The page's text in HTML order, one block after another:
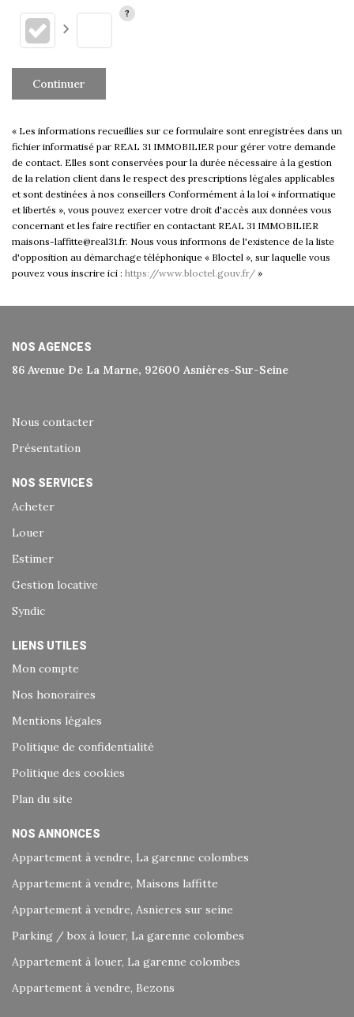
Continuer
« Les informations recueillies sur ce formulaire sont enregistrées dans un
fichier informatisé par REAL 31 IMMOBILIER pour gérer votre demande
de contact. Elles sont conservées pour la durée nécessaire à la gestion
de la relation client dans le respect des prescriptions légales applicables
et sont destinées à nos conseillers Conformément à la loi « informatique
et libertés », vous pouvez exercer votre droit d'accès aux données vous
concernant et les faire rectifier en contactant REAL 31 IMMOBILIER
maisons-laffitte@real31.fr. Nous vous informons de l'existence de la liste
d'opposition au démarchage téléphonique « Bloctel », sur laquelle vous
pouvez vous inscrire ici : https://www.bloctel.gouv.fr/ »
NOS AGENCES
86 Avenue De La Marne, 92600 Asnières-Sur-Seine
Nous contacter
Présentation
NOS SERVICES
Acheter
Louer
Estimer
Gestion locative
Syndic
LIENS UTILES
Mon compte
Nos honoraires
Mentions légales
Politique de confidentialité
Politique des cookies
Plan du site
NOS ANNONCES
Appartement à vendre, La garenne colombes
Appartement à vendre, Maisons laffitte
Appartement à vendre, Asnieres sur seine
Parking / box à louer, La garenne colombes
Appartement à louer, La garenne colombes
Appartement à vendre, Bezons